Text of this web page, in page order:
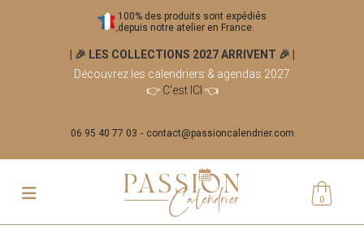
100% des produits sont expédiés
depuis notre atelier en France.
| 🎉 LES COLLECTIONS 2027 ARRIVENT 🎉
Découvrez les calendriers & agendas 2027
👉 C'est ICI 👈
06 95 40 77 03 contact@passioncalendrier.com
0